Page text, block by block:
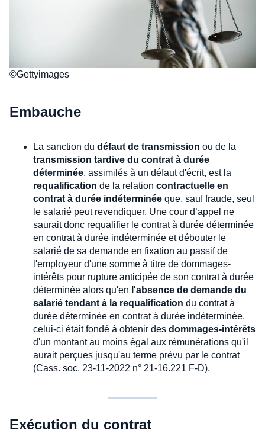
©Gettyimages
Embauche
La sanction du défaut de transmission ou de la
transmission tardive du contrat à durée
déterminée, assimilés à un défaut d'écrit, est la
requalification de la relation contractuelle en
contrat à durée indéterminée que, sauf fraude, seul
le salarié peut revendiquer. Une cour d’appel ne
saurait donc requalifier le contrat à durée déterminée
en contrat à durée indéterminée et débouter le
salarié de sa demande en fixation au passif de
l'employeur d'une somme à titre de dommages-
intérêts pour rupture anticipée de son contrat à durée
déterminée alors qu'en l'absence de demande du
salarié tendant à la requalification du contrat à
durée déterminée en contrat à durée indéterminée,
celui-ci était fondé à obtenir des dommages-intérêts
d'un montant au moins égal aux rémunérations qu'il
aurait perçues jusqu'au terme prévu par le contrat
(Cass. soc. 23-11-2022 n° 21-16.221 F-D).
Exécution du contrat